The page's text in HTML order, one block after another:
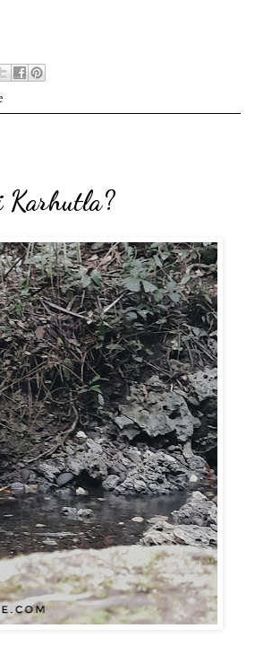
Karhutla?